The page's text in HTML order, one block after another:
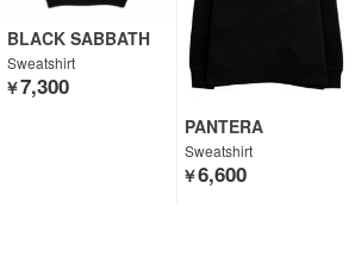
BLACK SABBATH
Sweatshirt
￥7,300
PANTERA
Sweatshirt
￥6,600